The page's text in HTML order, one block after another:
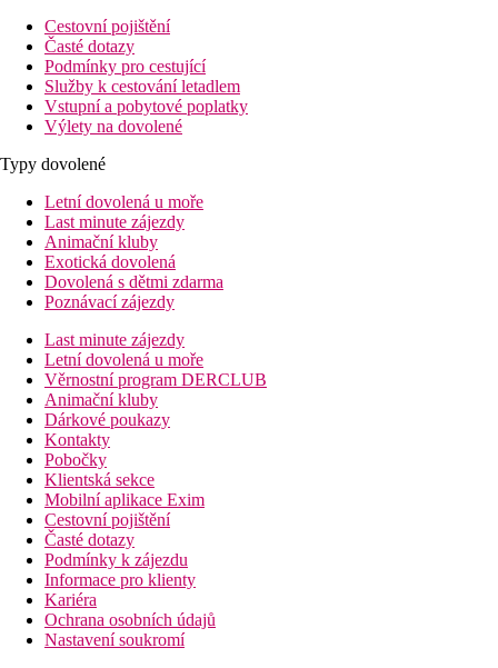
Cestovní pojištění
Časté dotazy
Podmínky pro cestující
Služby k cestování letadlem
Vstupní a pobytové poplatky
Výlety na dovolené
Typy dovolené
Letní dovolená u moře
Last minute zájezdy
Animační kluby
Exotická dovolená
Dovolená s dětmi zdarma
Poznávací zájezdy
Last minute zájezdy
Letní dovolená u moře
Věrnostní program DERCLUB
Animační kluby
Dárkové poukazy
Kontakty
Pobočky
Klientská sekce
Mobilní aplikace Exim
Cestovní pojištění
Časté dotazy
Podmínky k zájezdu
Informace pro klienty
Kariéra
Ochrana osobních údajů
Nastavení soukromí